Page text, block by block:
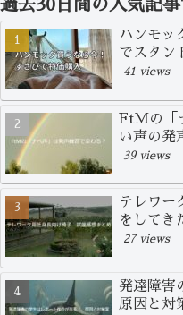
過去30日間の人気記
ハンモッ
でスタン
41 views
FtMの「
い声の発
39 views
テレワー
をしてき
27 views
発達障害
原因と対